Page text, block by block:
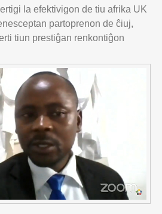
la efektivigon de tiu afrika UK
partoprenon de ĉiuj,
tiun prestiĝan renkontiĝon